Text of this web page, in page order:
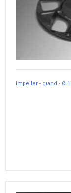
Impeller - grand - Ø